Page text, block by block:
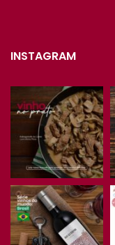
INSTAGRAM